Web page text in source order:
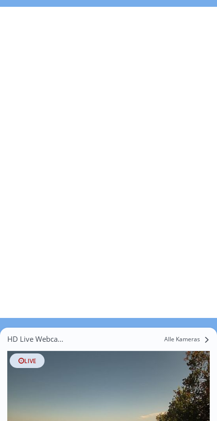
HD Live Webcams Fayssac Alle Kameras
LIVE